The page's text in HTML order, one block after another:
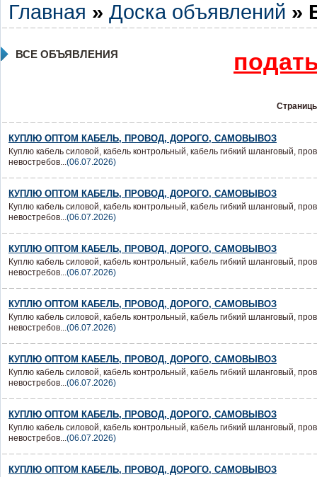
Главная » Доска объявлений »
ВСЕ ОБЪЯВЛЕНИЯ
КУПЛЮ ОПТОМ КАБЕЛЬ, ПРОВОД, ДОРОГО, САМОВЫВОЗ
Куплю кабель силовой, кабель контрольный, кабель гибкий шланговый,
невостребов...(06.07.2026)
КУПЛЮ ОПТОМ КАБЕЛЬ, ПРОВОД, ДОРОГО, САМОВЫВОЗ
Куплю кабель силовой, кабель контрольный, кабель гибкий шланговый,
невостребов...(06.07.2026)
КУПЛЮ ОПТОМ КАБЕЛЬ, ПРОВОД, ДОРОГО, САМОВЫВОЗ
Куплю кабель силовой, кабель контрольный, кабель гибкий шланговый,
невостребов...(06.07.2026)
КУПЛЮ ОПТОМ КАБЕЛЬ, ПРОВОД, ДОРОГО, САМОВЫВОЗ
Куплю кабель силовой, кабель контрольный, кабель гибкий шланговый,
невостребов...(06.07.2026)
КУПЛЮ ОПТОМ КАБЕЛЬ, ПРОВОД, ДОРОГО, САМОВЫВОЗ
Куплю кабель силовой, кабель контрольный, кабель гибкий шланговый,
невостребов...(06.07.2026)
КУПЛЮ ОПТОМ КАБЕЛЬ, ПРОВОД, ДОРОГО, САМОВЫВОЗ
Куплю кабель силовой, кабель контрольный, кабель гибкий шланговый,
невостребов...(06.07.2026)
КУПЛЮ ОПТОМ КАБЕЛЬ, ПРОВОД, ДОРОГО, САМОВЫВОЗ